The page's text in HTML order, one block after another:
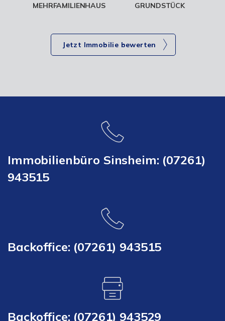
MEHRFAMILIENHAUS GRUNDSTÜCK
Jetzt Immobilie bewerten
Immobilienbüro Sinsheim: (07261)
943515
Backoffice: (07261) 943515
Backoffice: (07261) 943529